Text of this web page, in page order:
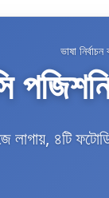
ভাষা
লাগায়, ৪টি